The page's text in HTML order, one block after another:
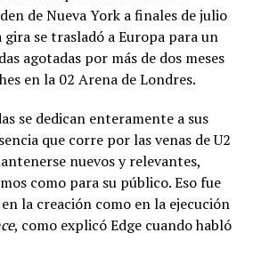
de Nueva York a finales de julio
gira se trasladó a Europa para un
agotadas por más de dos meses
en la 02 Arena de Londres.
se dedican enteramente a sus
que corre por las venas de U2
nuevos y relevantes,
como para su público. Eso fue
la creación como en la ejecución
, como explicó Edge cuando habló